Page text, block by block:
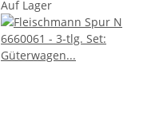
Auf Lager